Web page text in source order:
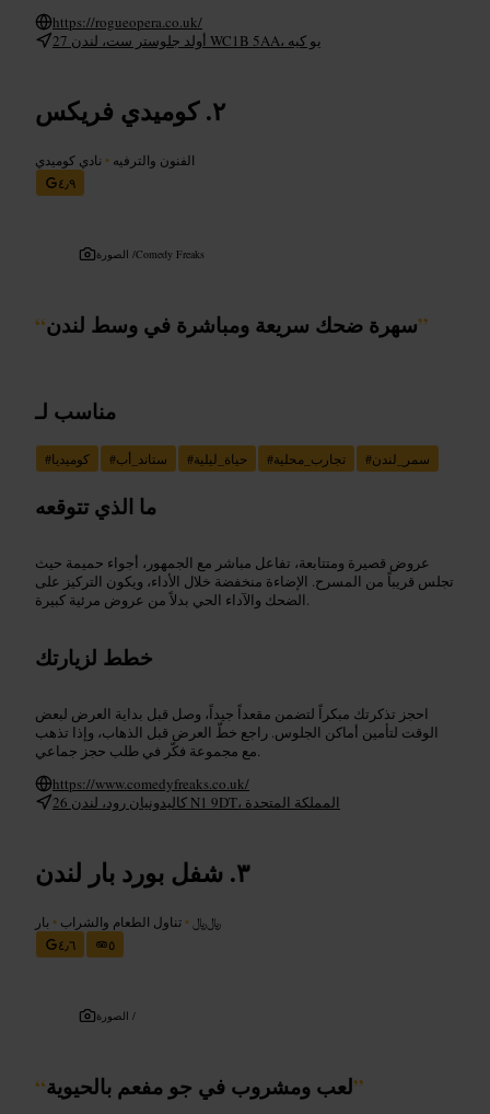
https://rogueopera.co.uk/
27 أولد جلوستر ست، لندن WC1B 5AA، يو كيه
كوميدي فريكس
الفنون والترفيه • نادي كوميدي
٤٫٩
الصورة /Comedy Freaks
“سهرة ضحك سريعة ومباشرة في وسط لندن”
مناسب لـ
#كوميديا #ستاند_أب #حياة_ليلية #تجارب_محلية #سمر_لندن
ما الذي تتوقعه
عروض قصيرة ومتتابعة، تفاعل مباشر مع الجمهور، أجواء حميمة حيث
تجلس قريباً من المسرح. الإضاءة منخفضة خلال الأداء، ويكون التركيز على
الضحك والآداء الحي بدلاً من عروض مرئية كبيرة.
خطط لزيارتك
احجز تذكرتك مبكراً لتضمن مقعداً جيداً، وصل قبل بداية العرض لبعض
الوقت لتأمين أماكن الجلوس. راجع خطّ العرض قبل الذهاب، وإذا تذهب
مع مجموعة فكّر في طلب حجز جماعي.
https://www.comedyfreaks.co.uk/
26 كاليدونيان رود، لندن N1 9DT، المملكة المتحدة
شفل بورد بار لندن
﷼﷼ • تناول الطعام والشراب • بار
٤٫٦
٥
الصورة /
“لعب ومشروب في جو مفعم بالحيوية”